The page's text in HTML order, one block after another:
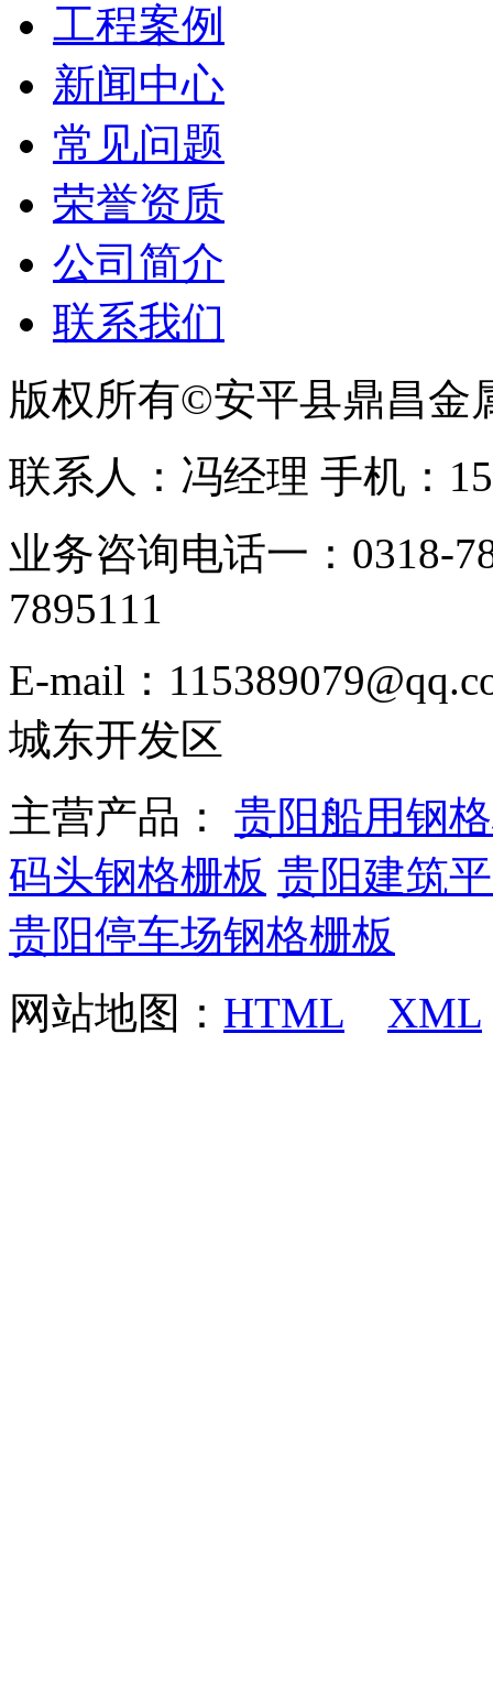
工程案例
新闻中心
常见问题
荣誉资质
公司简介
联系我们
版权所有©安平县鼎昌金
联系人：冯经理 手机：
业务咨询电话一：0318-
7895111
E-mail：
城东开发区
主营产品： 贵阳船用钢
码头钢格栅板 贵阳建筑
贵阳停车场钢格栅板
网站地图： HTML XML